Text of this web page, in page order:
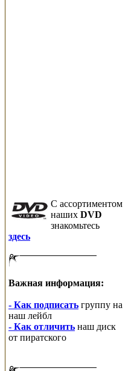
C ассортиментом
наших DVD
знакомьтесь
здесь
Важная информация:
- Как подписать группу на
наш лейбл
- Как отличить наш диск
от пиратского